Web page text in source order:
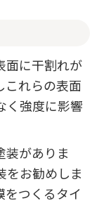
面に干割れが
これらの表面
く強度に影響
装がありま
をお勧めしま
をつくるタイ